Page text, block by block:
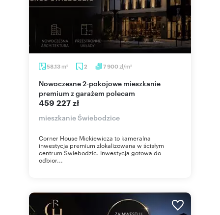
58,13 m2 2 7 900zł/m2
Nowoczesne 2-pokojowe mieszkanie
premium z garażem polecam
459 227 zł
mieszkanie Świebodzice
Corner House Mickiewicza to kameralna
inwestycja premium zlokalizowana w ścisłym
centrum Świebodzic. Inwestycja gotowa do
odbior...